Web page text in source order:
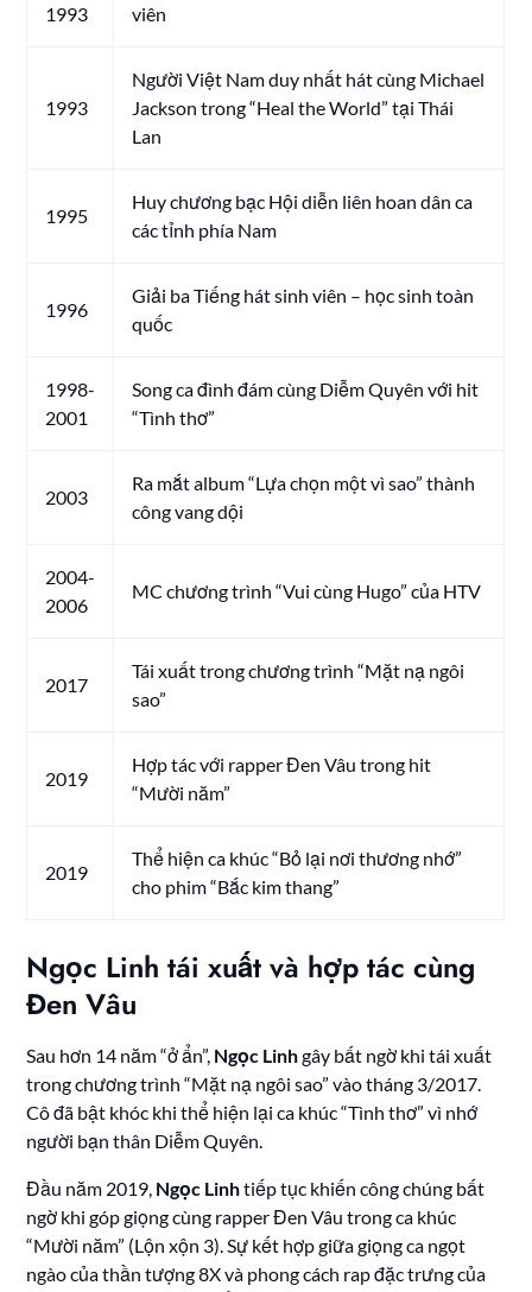
1993
viên
1993
Người Việt Nam duy nhất hát cùng Michael
Jackson trong “Heal the World” tại Thái
Lan
1995
Huy chương bạc Hội diễn liên hoan dân ca
các tỉnh phía Nam
1996
Giải ba Tiếng hát sinh viên – học sinh toàn
quốc
1998-
2001
Song ca đình đám cùng Diễm Quyên với hit
“Tình thơ”
2003
Ra mắt album “Lựa chọn một vì sao” thành
công vang dội
2004-
2006
MC chương trình “Vui cùng Hugo” của HTV
2017
Tái xuất trong chương trình “Mặt nạ ngôi
sao”
2019
Hợp tác với rapper Đen Vâu trong hit
“Mười năm”
2019
Thể hiện ca khúc “Bỏ lại nơi thương nhớ”
cho phim “Bắc kim thang”
Ngọc Linh tái xuất và hợp tác cùng
Đen Vâu
Sau hơn 14 năm “ở ẩn”, Ngọc Linhgây bất ngờ khi tái xuất
trong chương trình “Mặt nạ ngôi sao” vào tháng 3/2017.
Cô đã bật khóc khi thể hiện lại ca khúc “Tình thơ” vì nhớ
người bạn thân Diễm Quyên.
Đầu năm 2019, Ngọc Linhtiếp tục khiến công chúng bất
ngờ khi góp giọng cùng rapper Đen Vâu trong ca khúc
“Mười năm” (Lộn xộn 3). Sự kết hợp giữa giọng ca ngọt
ngào của thần tượng 8X và phong cách rap đặc trưng của